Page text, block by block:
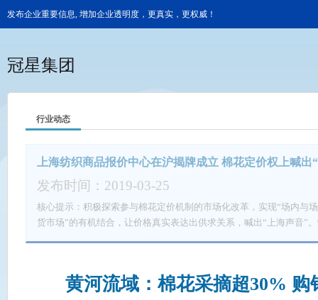
发布企业重要信息, 增加企业透明度，更真实，更权威！
冠星集团
行业动态
上海纺织商品报价中心在沪揭牌成立 棉花定价权上喊出
发布时间：2019-03-25
核心提示：积极探索参与棉花定价机制的市场化改革，实现“场内与
货市场”的有机结合，让价格真实表达出供求关系，喊出“上海声音”
指导支持下，由上海国际棉花交易中心联合国内多家期货公司共同
黄河流域：棉花采摘超30% 购